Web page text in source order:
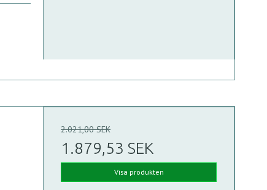
2.021,00 SEK
1.879,53 SEK
Visa produkten